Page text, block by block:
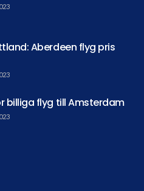
Aberdeen flyg pris
billiga flyg till Amsterdam